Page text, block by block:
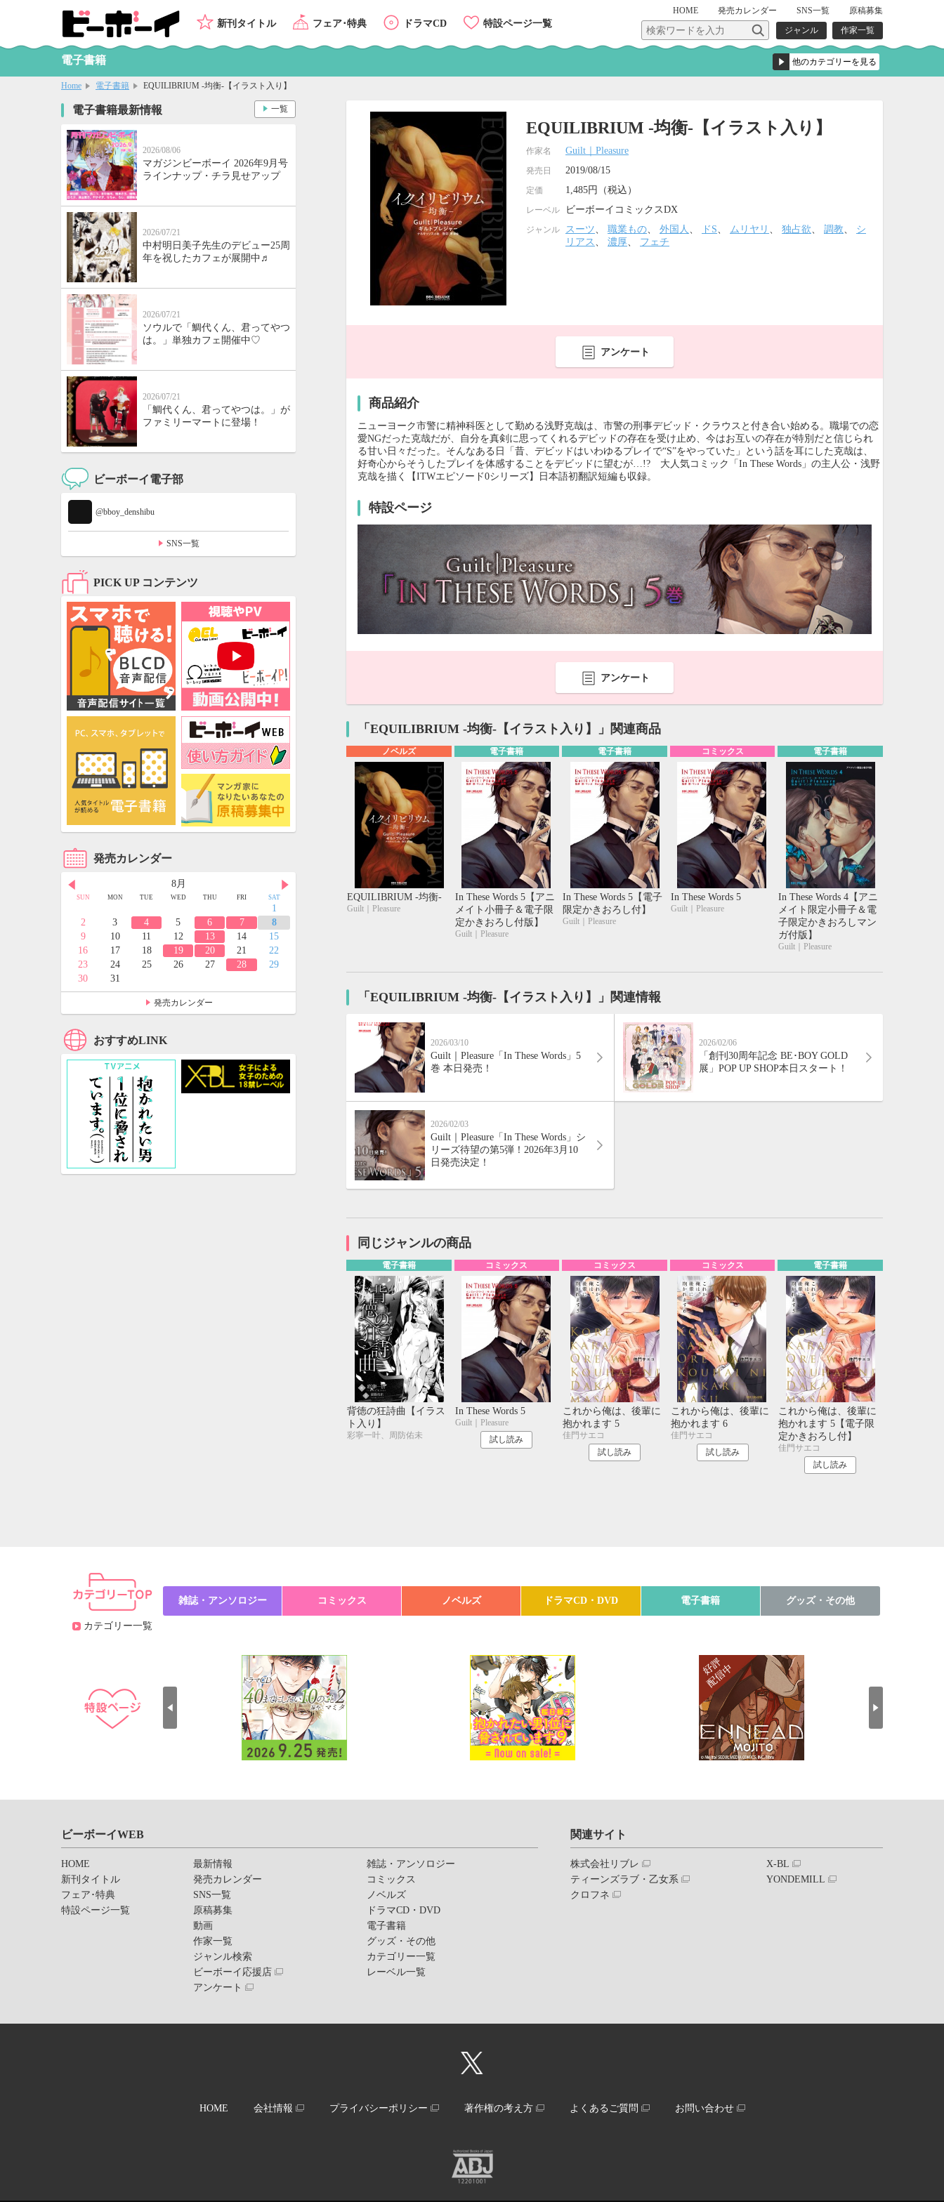
HOME 発売カレンダー SNS一覧
原稿募集
ジャンル
作家一覧
新刊タイトル フェア･特典 ドラマCD 特設ページ一覧
電子書籍
Home 電子書籍 EQUILIBRIUM -均衡-【イラスト入り】
EQUILIBRIUM -均衡-【イラスト入り】
作家名 Guilt｜Pleasure
発売日 2019/08/15
定価 1,485円（税込）
レーベル ビーボーイコミックスDX
ジャンル スーツ、 職業もの、 外国人 、 ドS、 ムリヤリ 、 独占欲、 調教、 シ
リアス 、 濃厚、 フェチ
アンケート
商品紹介
ニューヨーク市警に精神科医として勤める浅野克哉は、市警の刑事デビッド・クラウスと付き合い始める。職場での恋
愛NGだった克哉だが、自分を真剣に思ってくれるデビッドの存在を受け止め、今はお互いの存在が特別だと信じられ
る甘い日々だった。そんなある日「昔、デビッドはいわゆるプレイで“S”をやっていた」という話を耳にした克哉は、
好奇心からそうしたプレイを体感することをデビッドに望むが…!? 大人気コミック「In These Words」の主人公・浅野
克哉を描く【ITWエピソード0シリーズ】日本語初翻訳短編も収録。
特設ページ
アンケート
「EQUILIBRIUM -均衡-【イラスト入り】」関連商品
ノベルズ
EQUILIBRIUM -均衡-
Guilt｜Pleasure
電子書籍
In These Words 5【アニ
メイト小冊子＆電子限
定かきおろし付版】
Guilt｜Pleasure
電子書籍
In These Words 5【電子
限定かきおろし付】
Guilt｜Pleasure
コミックス
In These Words 5
Guilt｜Pleasure
電子書籍
In These Words 4【アニ
メイト限定小冊子＆電
子限定かきおろしマン
ガ付版】
Guilt｜Pleasure
「EQUILIBRIUM -均衡-【イラスト入り】」関連情報
2026/03/10
Guilt｜Pleasure「In These Words」5
巻 本日発売！
2026/02/06
「創刊30周年記念 BE･BOY GOLD
展」POP UP SHOP本日スタート！
2026/02/03
Guilt｜Pleasure「In These Words」シ
リーズ待望の第5弾！2026年3月10
日発売決定！
同じジャンルの商品
電子書籍
背徳の狂詩曲【イラス
ト入り】
彩寧一叶、周防佑未
コミックス
In These Words 5
Guilt｜Pleasure
試し読み
コミックス
これから俺は、後輩に
抱かれます 5
佳門サエコ
試し読み
コミックス
これから俺は、後輩に
抱かれます 6
佳門サエコ
試し読み
電子書籍
これから俺は、後輩に
抱かれます 5【電子限
定かきおろし付】
佳門サエコ
試し読み
電子書籍最新情報
2026/08/06
マガジンビーボーイ 2026年9月号
ラインナップ・チラ見せアップ
2026/07/21
中村明日美子先生のデビュー25周
年を祝したカフェが展開中♬
2026/07/21
ソウルで「鯛代くん、君ってやつ
は。」単独カフェ開催中♡
2026/07/21
「鯛代くん、君ってやつは。」が
ファミリーマートに登場！
一覧
ビーボーイ電子部
@bboy_denshibu
SNS一覧
PICK UP コンテンツ
発売カレンダー
8月
SUN MON TUE WED THU FRI SAT
1
2
3 4 5 6 7
8
9
10 11 12 13 14
15
16
17 18 19 20 21
22
23
24 25 26 27 28
29
30
31
9月
MON TUE WED THU FRI SAT
1 4
5
11
12
18
19
10月
SUN MON TUE WED THU FRI SAT
1 2
6
発売カレンダー
おすすめLINK
カテゴリー一覧
雑誌・アンソロジー コミックス ノベルズ ドラマCD・DVD 電子書籍 グッズ・その他
ビーボーイWEB
HOME
新刊タイトル
フェア･特典
特設ページ一覧
最新情報
発売カレンダー
SNS一覧
原稿募集
動画
作家一覧
ジャンル検索
ビーボーイ応援店
アンケート
雑誌・アンソロジー
コミックス
ノベルズ
ドラマCD・DVD
電子書籍
グッズ・その他
カテゴリー一覧
レーベル一覧
関連サイト
株式会社リブレ
ティーンズラブ・乙女系
クロフネ
X-BL
YONDEMILL
HOME 会社情報 プライバシーポリシー 著作権の考え方 よくあるご質問 お問い合わせ